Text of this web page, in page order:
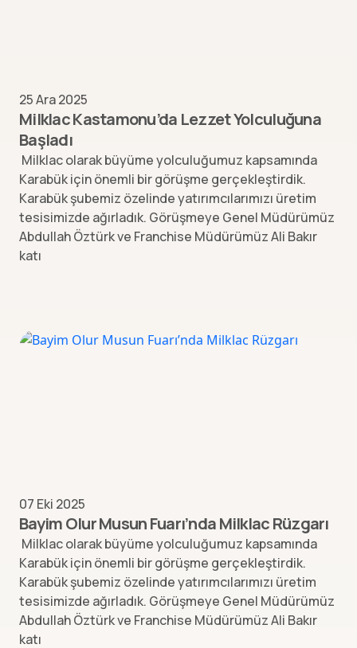
25 Ara 2025
Milklac Kastamonu’da Lezzet Yolculuğuna
Başladı
Milklac olarak büyüme yolculuğumuz kapsamında
Karabük için önemli bir görüşme gerçekleştirdik.
Karabük şubemiz özelinde yatırımcılarımızı üretim
tesisimizde ağırladık. Görüşmeye Genel Müdürümüz
Abdullah Öztürk ve Franchise Müdürümüz Ali Bakır
katı
07 Eki 2025
Bayim Olur Musun Fuarı’nda Milklac Rüzgarı
Milklac olarak büyüme yolculuğumuz kapsamında
Karabük için önemli bir görüşme gerçekleştirdik.
Karabük şubemiz özelinde yatırımcılarımızı üretim
tesisimizde ağırladık. Görüşmeye Genel Müdürümüz
Abdullah Öztürk ve Franchise Müdürümüz Ali Bakır
katı